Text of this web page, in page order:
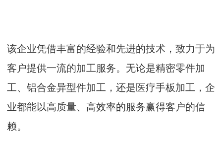
该企业凭借丰富的经验和先进的技术，致力于为
客户提供一流的加工服务。无论是精密零件加
工、铝合金异型件加工，还是医疗手板加工，企
业都能以高质量、高效率的服务赢得客户的信
赖。